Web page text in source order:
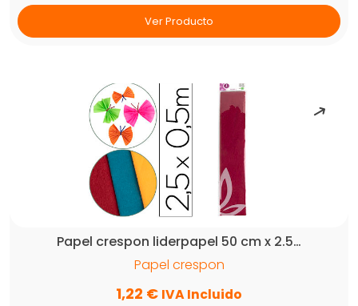
Ver Producto
Papel crespon liderpapel 50 cm x 2.5…
Papel crespon
1,22 € IVA Incluido